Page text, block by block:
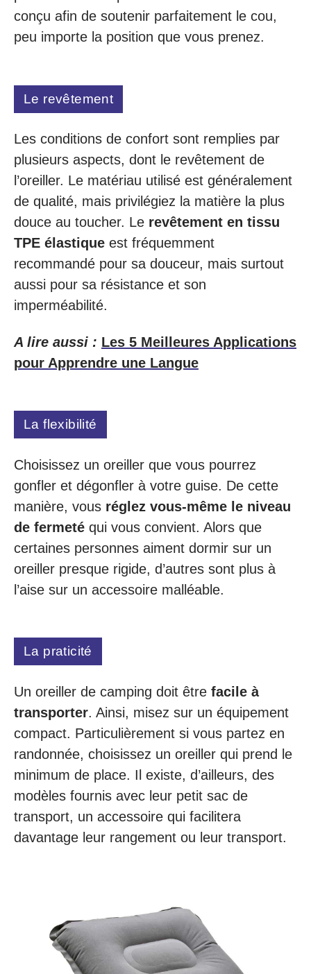
conçu afin de soutenir parfaitement le cou,
peu importe la position que vous prenez.
Le revêtement
Les conditions de confort sont remplies par
plusieurs aspects, dont le revêtement de
l’oreiller. Le matériau utilisé est généralement
de qualité, mais privilégiez la matière la plus
douce au toucher. Le revêtement en tissu
TPE élastique est fréquemment
recommandé pour sa douceur, mais surtout
aussi pour sa résistance et son
imperméabilité.
A lire aussi : Les 5 Meilleures Applications
pour Apprendre une Langue
La flexibilité
Choisissez un oreiller que vous pourrez
gonfler et dégonfler à votre guise. De cette
manière, vous réglez vous-même le niveau
de fermeté qui vous convient. Alors que
certaines personnes aiment dormir sur un
oreiller presque rigide, d’autres sont plus à
l’aise sur un accessoire malléable.
La praticité
Un oreiller de camping doit être facile à
transporter. Ainsi, misez sur un équipement
compact. Particulièrement si vous partez en
randonnée, choisissez un oreiller qui prend le
minimum de place. Il existe, d’ailleurs, des
modèles fournis avec leur petit sac de
transport, un accessoire qui facilitera
davantage leur rangement ou leur transport.